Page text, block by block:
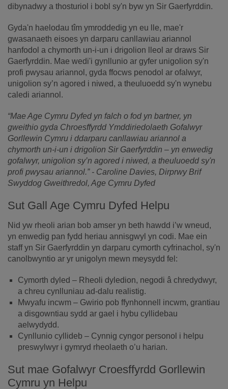
dibynadwy a thosturiol i bobl sy'n byw yn Sir Gaerfyrddin.
Gyda'n haelodau tîm ymroddedig yn eu lle, mae'r
gwasanaeth eisoes yn darparu canllawiau ariannol
hanfodol a chymorth un-i-un i drigolion lleol ar draws Sir
Gaerfyrddin. Mae wedi'i gynllunio ar gyfer unigolion sy'n
profi pwysau ariannol, gyda ffocws penodol ar ofalwyr,
unigolion sy’n agored i niwed, a theuluoedd sy'n wynebu
caledi ariannol.
“Mae Age Cymru Dyfed yn falch o fod yn bartner, yn
gweithio gyda Chroesffyrdd Ymddiriedolaeth Gofalwyr
Gorllewin Cymru i ddarparu canllawiau ariannol a
chymorth un-i-un i drigolion Sir Gaerfyrddin – yn enwedig
gofalwyr, unigolion sy’n agored i niwed, a theuluoedd sy'n
profi pwysau ariannol.” - Caroline Davies, Dirprwy Brif
Swyddog Gweithredol, Age Cymru Dyfed
Sut Gall Age Cymru Dyfed Helpu
Nid yw rheoli arian bob amser yn beth hawdd i’w wneud,
yn enwedig pan fydd heriau annisgwyl yn codi. Mae ein
staff yn Sir Gaerfyrddin yn darparu cymorth cyfrinachol, sy'n
canolbwyntio ar yr unigolyn mewn meysydd fel:
Cymorth dyled – Rheoli dyledion, negodi â chredydwyr,
a chreu cynlluniau ad-dalu realistig.
Mwyafu incwm – Gwirio pob ffynhonnell incwm, grantiau
a disgowntiau sydd ar gael i hybu cyllidebau
aelwydydd.
Cynllunio cyllideb – Cynnig cyngor personol i helpu
preswylwyr i gymryd rheolaeth o’u harian.
Sut mae Gofalwyr Croesffyrdd Gorllewin
Cymru yn Helpu